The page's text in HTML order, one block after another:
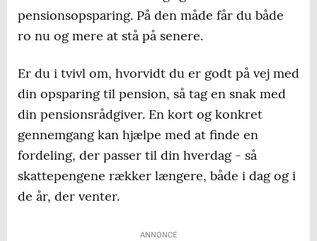
pensionsopsparing. På den måde får du både
ro nu og mere at stå på senere.
Er du i tvivl om, hvorvidt du er godt på vej med
din opsparing til pension, så tag en snak med
din pensionsrådgiver. En kort og konkret
gennemgang kan hjælpe med at finde en
fordeling, der passer til din hverdag - så
skattepengene rækker længere, både i dag og i
de år, der venter.
ANNONCE